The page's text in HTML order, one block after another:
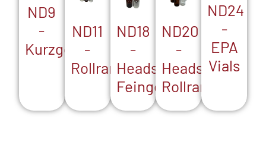
ND9
-
Kurzgewinde
ND11
-
Rollrand
ND18
-
Headspace-
Feingewinde
ND20
-
Headspace-
Rollrand
ND24
-
EPA
Vials